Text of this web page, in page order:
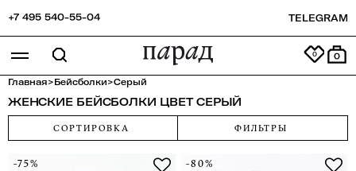
+7 495 540-55-04 TELEGRAM
0
Главная>Бейсболки>Серый
ЖЕНСКИЕ БЕЙСБОЛКИ ЦВЕТ СЕРЫЙ
СОРТИРОВКА ФИЛЬТРЫ
-75%
-80%